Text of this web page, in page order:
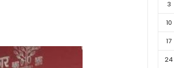
3
10
17
24